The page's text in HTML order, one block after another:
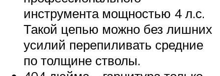
инструмента мощностью 4 л.с.
Такой цепью можно без лишних
усилий перепиливать средние
по толщине стволы.